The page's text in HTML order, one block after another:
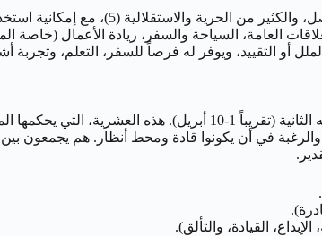
مهنياً، ينجذب رجل هذا اليوم إلى
العامة، السياحة والسفر، ريادة الأعمال (خاصة
أو التقييد، ويوفر له فرصاً للسفر، التعلم، وتجربة
مواليد الخامس من أبريل ينتمون بثبات إلى برج الحمل، ويقعون
والرغبة في أن يكونوا قادة ومحط أنظار. هم يجمعون